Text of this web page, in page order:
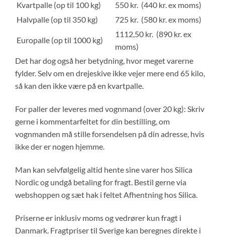
Kvartpalle (op til 100 kg)
550 kr. (440 kr. ex moms)
Halvpalle (op til 350 kg)
725 kr. (580 kr. ex moms)
Europalle (op til 1000 kg)
1112,50 kr. (890 kr. ex
moms)
Det har dog også her betydning, hvor meget varerne
fylder. Selv om en drejeskive ikke vejer mere end 65 kilo,
så kan den ikke være på en kvartpalle.
For paller der leveres med vognmand (over 20 kg): Skriv
gerne i kommentarfeltet for din bestilling, om
vognmanden må stille forsendelsen på din adresse, hvis
ikke der er nogen hjemme.
Man kan selvfølgelig altid hente sine varer hos Silica
Nordic og undgå betaling for fragt. Bestil gerne via
webshoppen og sæt hak i feltet Afhentning hos Silica.
Priserne er inklusiv moms og vedrører kun fragt i
Danmark. Fragtpriser til Sverige kan beregnes direkte i